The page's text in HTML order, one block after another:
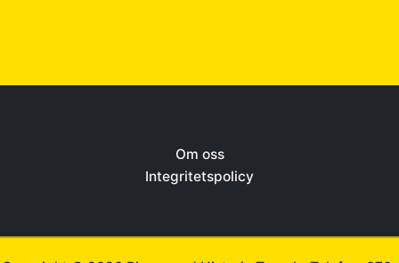
Om oss
Integritetspolicy